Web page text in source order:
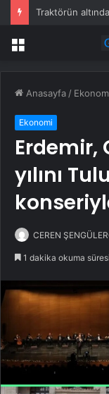
Traktörün
Menü
Anasayfa /
Ekonomi
Erdemir,
yılını
CEREN
1 dakika okuma süresi